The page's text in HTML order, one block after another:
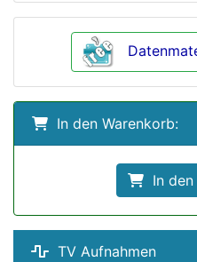
In den Warenkorb:
In den
TV Aufnahmen